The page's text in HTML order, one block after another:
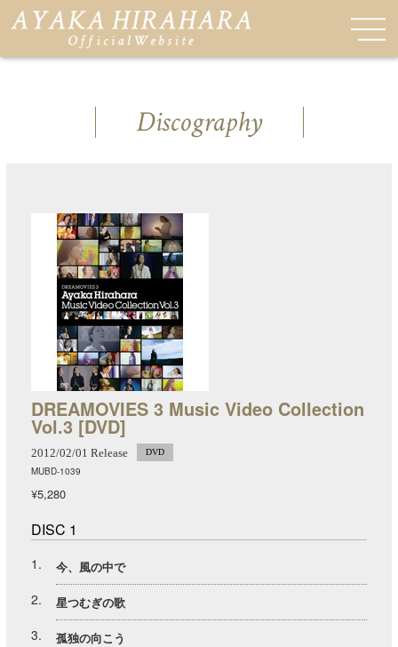
Discography
DREAMOVIES 3 Music Video Collection
Vol.3 [DVD]
2012/02/01 Release DVD
MUBD-1039
¥5,280
DISC 1
1 今、風の中で
2 星つむぎの歌
3 孤独の向こう